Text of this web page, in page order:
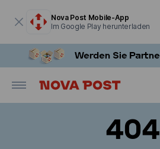
Nova Post Mobile-App
Im Google Play herunterladen
404